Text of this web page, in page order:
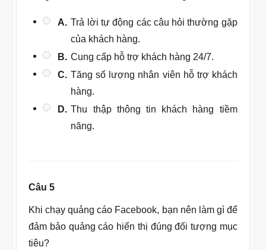
A. Trả lời tự động các câu hỏi thường gặp
của khách hàng.
B. Cung cấp hỗ trợ khách hàng 24/7.
C. Tăng số lượng nhân viên hỗ trợ khách
hàng.
D. Thu thập thông tin khách hàng tiềm
năng.
Câu 5
Khi chạy quảng cáo Facebook, bạn nên làm gì để
đảm bảo quảng cáo hiển thị đúng đối tượng mục
tiêu?